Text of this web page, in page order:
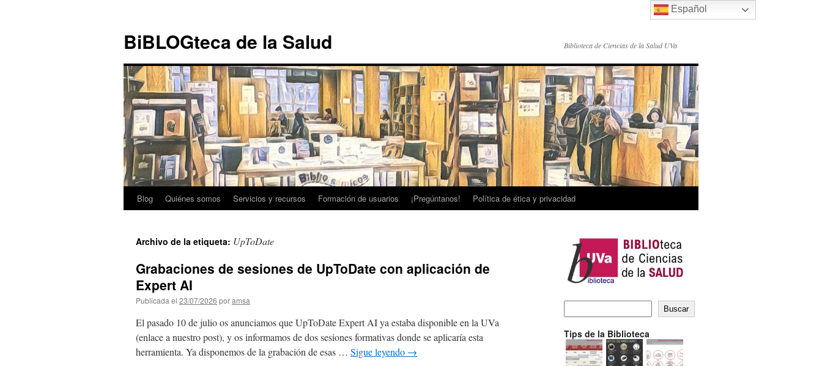
contenido
BiBLOGteca de la Salud Biblioteca de Ciencias de la Salud UVa
Blog Quiénes somos Servicios y recursos Formación de usuarios ¡Pregúntanos! Política de ética y privacidad
Archivo de la etiqueta: UpToDate
Grabaciones de sesiones de UpToDate con aplicación de
Expert AI
Publicada el 23/07/2026 poramsa
El pasado 10 de julio os anunciamos que UpToDate Expert AI ya estaba disponible en la UVa
(enlace a nuestro post), y os informamos de dos sesiones formativas donde se aplicaría esta
herramienta. Ya disponemos de la grabación de esas … Sigue leyendo →
Buscar
Tips de la Biblioteca
Español